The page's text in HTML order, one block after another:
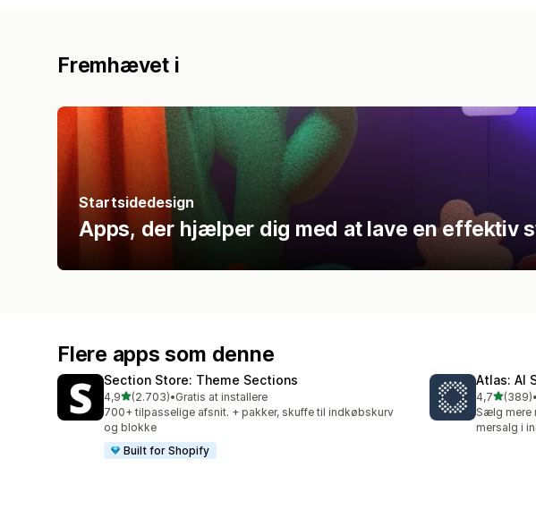
Fremhævet i
Startsidedesign
Apps, der hjælper dig med at lave en effektiv
Flere apps som denne
Section Store: Theme Sections
4,9ud af 5 stjerner
(2.703)
2703 anmeldelser i alt
•Gratis at installere
700+ tilpasselige afsnit. + pakker, skuffe til indkøbskurv
og blokke
Built for Shopify
Atlas: AI
4,7ud af 5
(389)
389 •
Sælg mere
mersalg i